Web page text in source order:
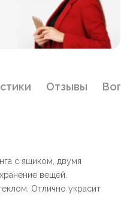
Отзывы
с ящиком, двумя
вещей.
Отлично украсит